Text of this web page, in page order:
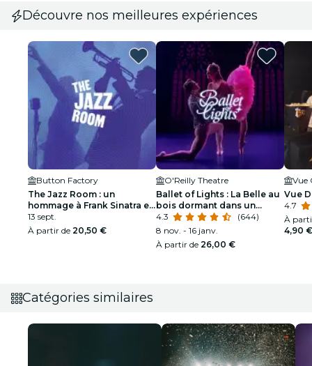
Découvre nos meilleures expériences
Button Factory
The Jazz Room : un
hommage à Frank Sinatra et
Louis Armstrong
13 sept.
À partir de 20,50 €
O'Reilly Theatre
Ballet of Lights : La Belle au
bois dormant dans un
spectacle étincelant
4.3
(644)
8 nov. - 16 janv.
À partir de 26,00 €
Vue
Vue
4.7
À
4,90 €
Catégories similaires